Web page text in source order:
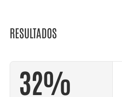
RESULTADOS
32%